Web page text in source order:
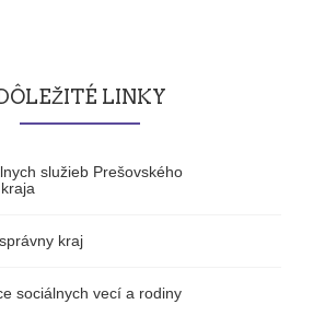
LINKY
služieb Prešovského
kraj
sociálnych vecí a rodiny